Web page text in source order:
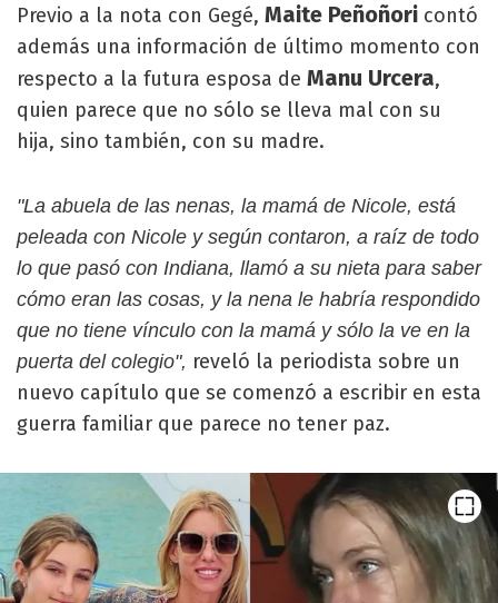
Previo a la nota con Gegé, Maite Peñoñori contó
además una información de último momento con
respecto a la futura esposa de Manu Urcera,
quien parece que no sólo se lleva mal con su
hija, sino también, con su madre.
"La abuela de las nenas, la mamá de Nicole, está
peleada con Nicole y según contaron, a raíz de todo
lo que pasó con Indiana, llamó a su nieta para saber
cómo eran las cosas, y la nena le habría respondido
que no tiene vínculo con la mamá y sólo la ve en la
puerta del colegio", reveló la periodista sobre un
nuevo capítulo que se comenzó a escribir en esta
guerra familiar que parece no tener paz.